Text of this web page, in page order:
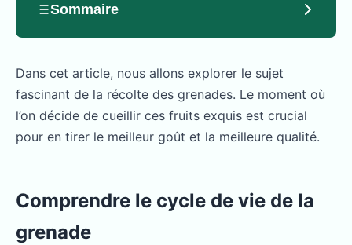
Sommaire
Dans cet article, nous allons explorer le sujet
fascinant de la récolte des grenades. Le moment où
l’on décide de cueillir ces fruits exquis est crucial
pour en tirer le meilleur goût et la meilleure qualité.
Comprendre le cycle de vie de la
grenade